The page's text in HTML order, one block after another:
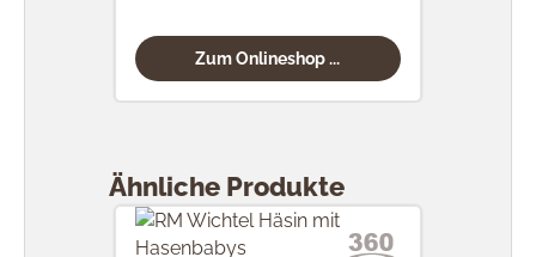
Zum Onlineshop ...
Ähnliche Produkte